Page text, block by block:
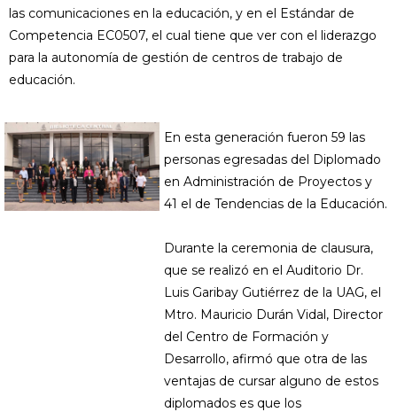
las comunicaciones en la educación, y en el Estándar de
Competencia EC0507, el cual tiene que ver con el liderazgo
para la autonomía de gestión de centros de trabajo de
educación.
En esta generación fueron 59 las
personas egresadas del Diplomado
en Administración de Proyectos y
41 el de Tendencias de la Educación.
Durante la ceremonia de clausura,
que se realizó en el Auditorio Dr.
Luis Garibay Gutiérrez de la UAG, el
Mtro. Mauricio Durán Vidal, Director
del Centro de Formación y
Desarrollo, afirmó que otra de las
ventajas de cursar alguno de estos
diplomados es que los